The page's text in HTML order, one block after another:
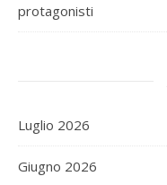
protagonisti
Luglio 2026
Giugno 2026